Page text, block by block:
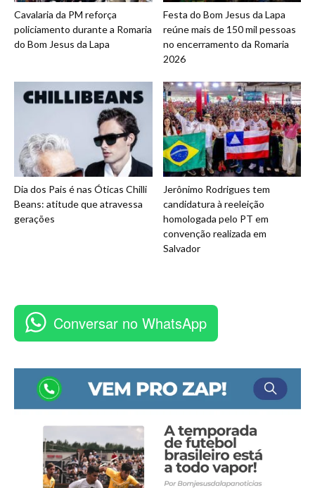
Cavalaria da PM reforça
policiamento durante a Romaria
do Bom Jesus da Lapa
Festa do Bom Jesus da Lapa
reúne mais de 150 mil pessoas
no encerramento da Romaria
2026
Dia dos Pais é nas Óticas Chilli
Beans: atitude que atravessa
gerações
Jerônimo Rodrigues tem
candidatura à reeleição
homologada pelo PT em
convenção realizada em
Salvador
Conversar no WhatsApp